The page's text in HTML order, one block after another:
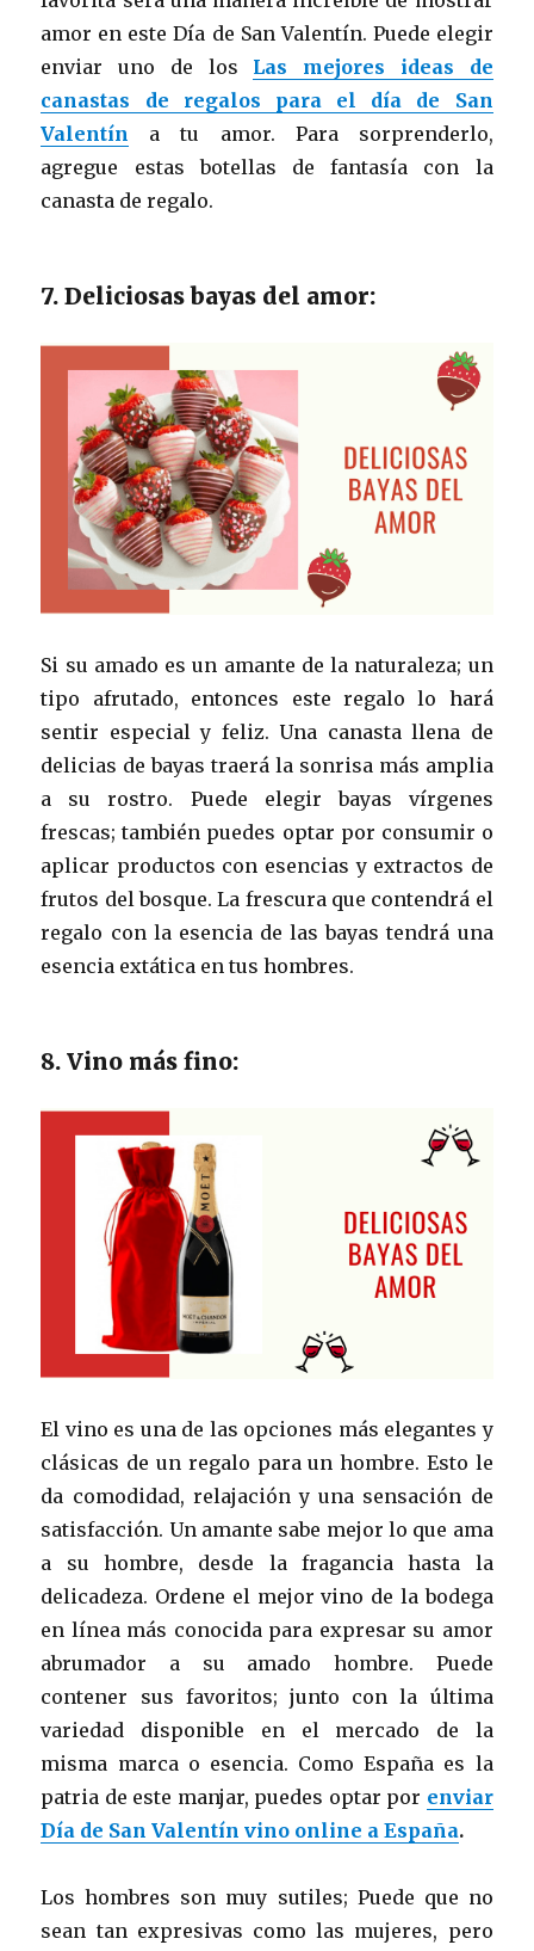
amor en este Día de San Valentín. Puede elegir
enviar uno de los Las mejores ideas de
canastas de regalos para el día de San
Valentín a tu amor. Para sorprenderlo,
agregue estas botellas de fantasía con la
canasta de regalo.
7. Deliciosas bayas del amor:
Si su amado es un amante de la naturaleza; un
tipo afrutado, entonces este regalo lo hará
sentir especial y feliz. Una canasta llena de
delicias de bayas traerá la sonrisa más amplia
a su rostro. Puede elegir bayas vírgenes
frescas; también puedes optar por consumir o
aplicar productos con esencias y extractos de
frutos del bosque. La frescura que contendrá el
regalo con la esencia de las bayas tendrá una
esencia extática en tus hombres.
8. Vino más fino:
El vino es una de las opciones más elegantes y
clásicas de un regalo para un hombre. Esto le
da comodidad, relajación y una sensación de
satisfacción. Un amante sabe mejor lo que ama
a su hombre, desde la fragancia hasta la
delicadeza. Ordene el mejor vino de la bodega
en línea más conocida para expresar su amor
abrumador a su amado hombre. Puede
contener sus favoritos; junto con la última
variedad disponible en el mercado de la
misma marca o esencia. Como España es la
patria de este manjar, puedes optar por enviar
Día de San Valentín vino online a España.
Los hombres son muy sutiles; Puede que no
sean tan expresivas como las mujeres, pero